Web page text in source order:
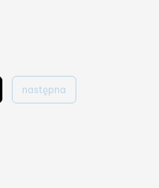
następna